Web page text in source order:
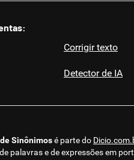
Corrigir texto
Detector de IA
Sinônimosé parte do
palavras e de expressões em